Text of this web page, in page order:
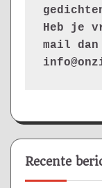
Heb je
mail dan
Recente